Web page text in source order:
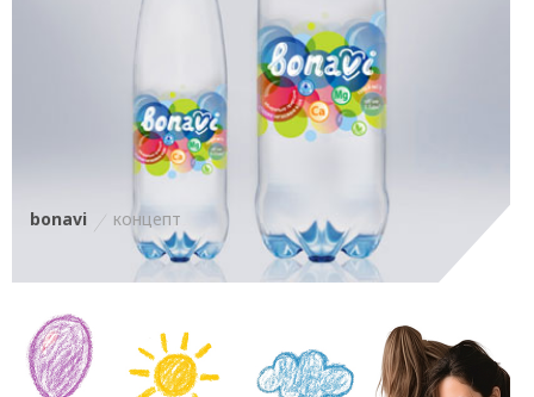
bonavi концепт